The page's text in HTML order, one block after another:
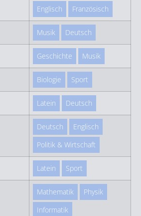
Englisch Französisch
Musik Deutsch
Geschichte Musik
Biologie Sport
Latein Deutsch
Deutsch
Englisch
Politik & Wirtschaft
Latein Sport
Mathematik
Physik
Informatik